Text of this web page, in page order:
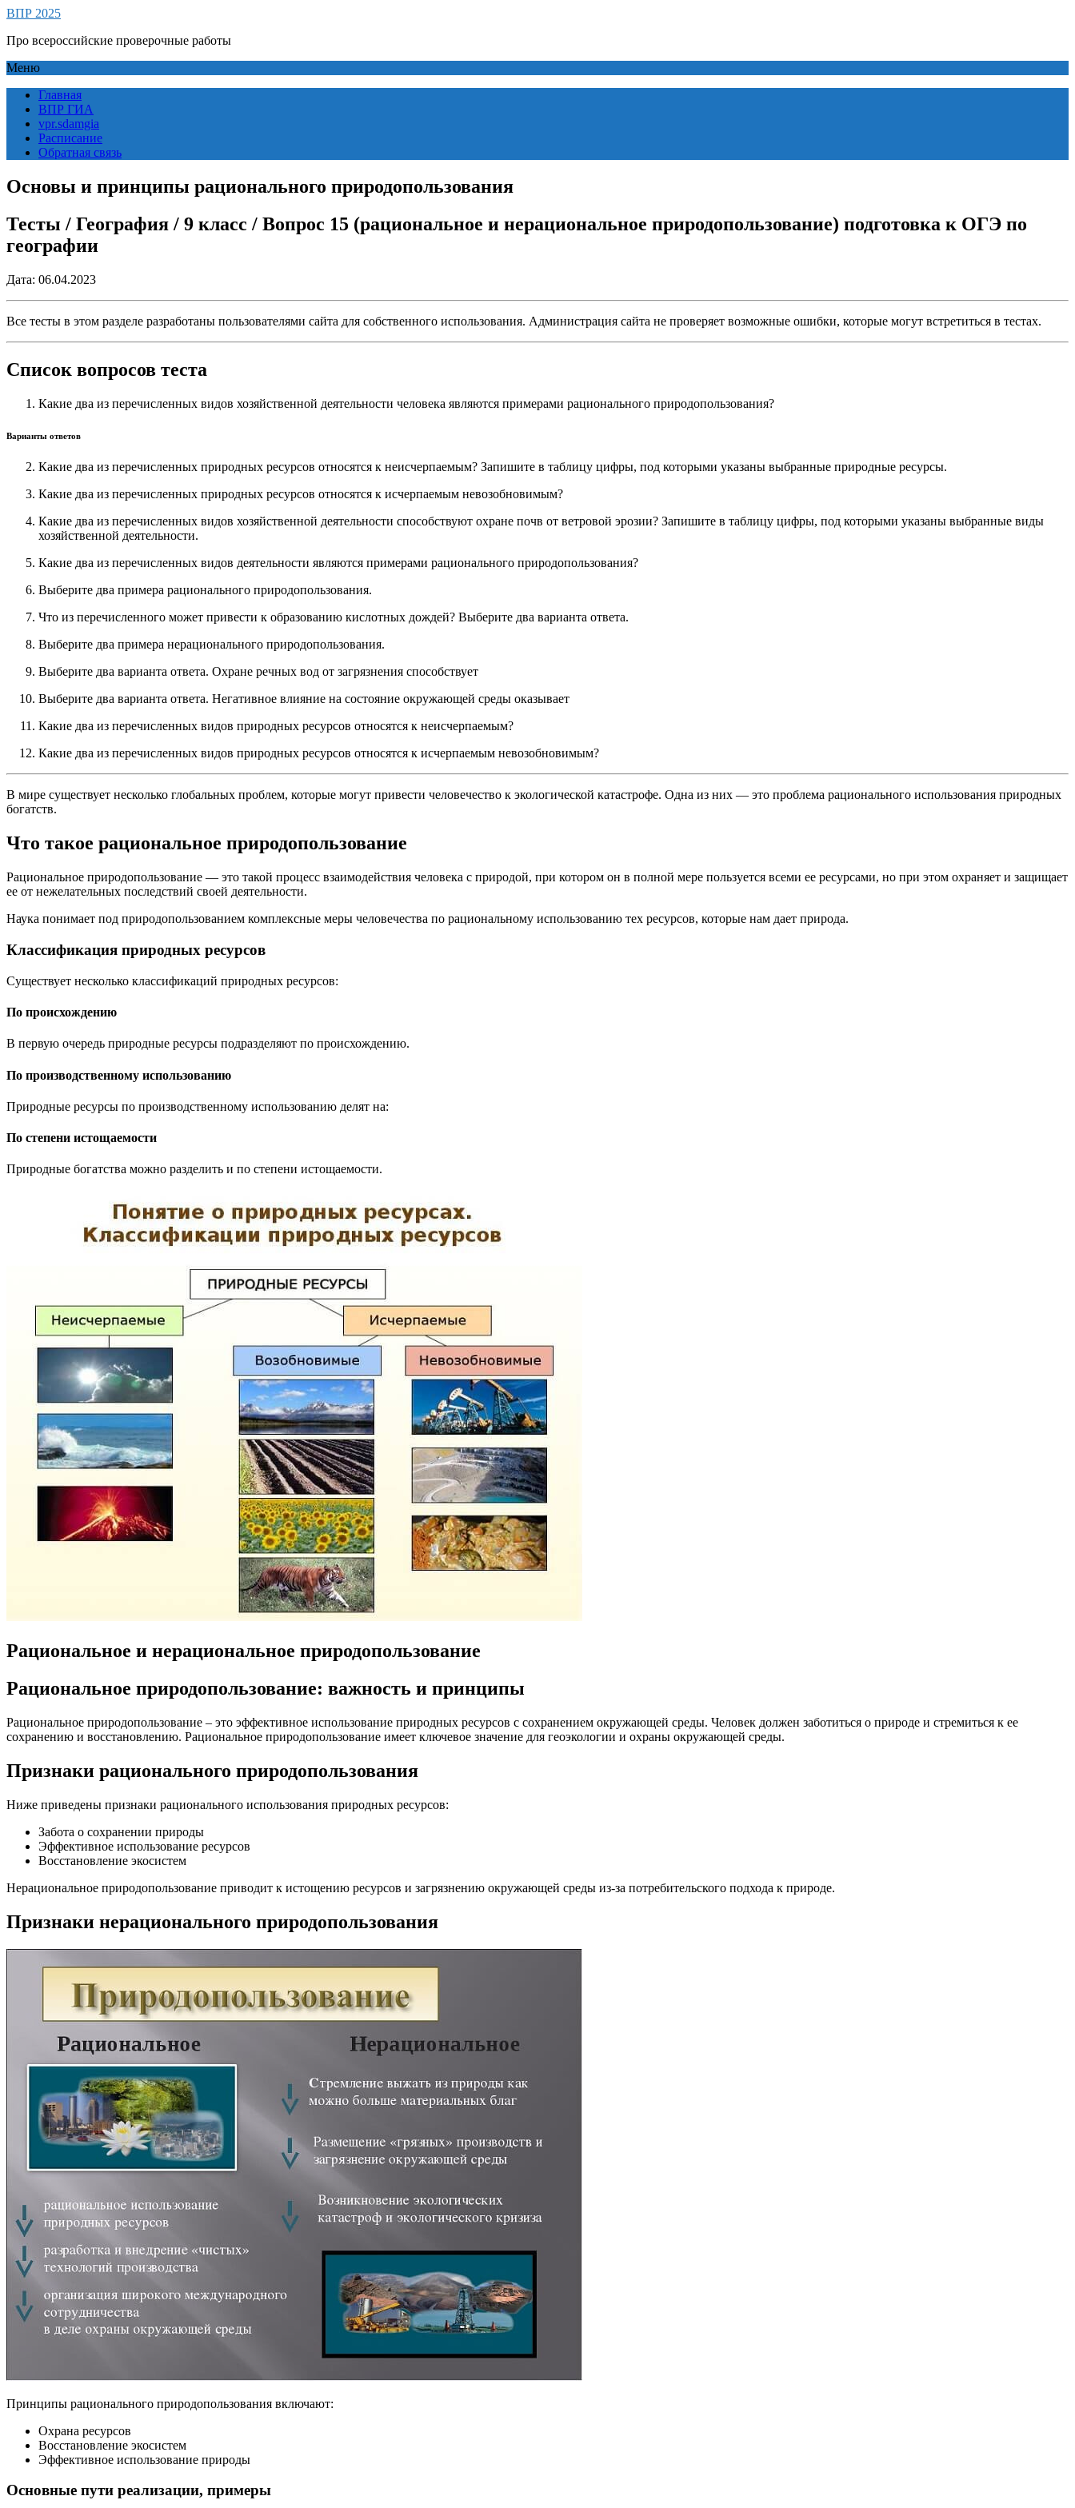
ВПР 2025
Про всероссийские проверочные работы
Меню
Главная
ВПР ГИА
vpr.sdamgia
Расписание
Обратная связь
Основы и принципы рационального природопользования
Тесты / География / 9 класс / Вопрос 15 (рациональное и нерациональное природопользование) подготовка к ОГЭ по
географии
Дата: 06.04.2023
Все тесты в этом разделе разработаны пользователями сайта для собственного использования. Администрация сайта не проверяет возможные ошибки, которые могут встретиться в тестах.
Список вопросов теста
Какие два из перечисленных видов хозяйственной деятельности человека являются примерами рационального природопользования?
Варианты ответов
Какие два из перечисленных природных ресурсов относятся к неисчерпаемым? Запишите в таблицу цифры, под которыми указаны выбранные природные ресурсы.
Какие два из перечисленных природных ресурсов относятся к исчерпаемым невозобновимым?
Какие два из перечисленных видов хозяйственной деятельности способствуют охране почв от ветровой эрозии? Запишите в таблицу цифры, под которыми указаны выбранные виды
хозяйственной деятельности.
Какие два из перечисленных видов деятельности являются примерами рационального природопользования?
Выберите два примера рационального природопользования.
Что из перечисленного может привести к образованию кислотных дождей? Выберите два варианта ответа.
Выберите два примера нерационального природопользования.
Выберите два варианта ответа. Охране речных вод от загрязнения способствует
Выберите два варианта ответа. Негативное влияние на состояние окружающей среды оказывает
Какие два из перечисленных видов природных ресурсов относятся к неисчерпаемым?
Какие два из перечисленных видов природных ресурсов относятся к исчерпаемым невозобновимым?
В мире существует несколько глобальных проблем, которые могут привести человечество к экологической катастрофе. Одна из них — это проблема рационального использования природных
богатств.
Что такое рациональное природопользование
Рациональное природопользование — это такой процесс взаимодействия человека с природой, при котором он в полной мере пользуется всеми ее ресурсами, но при этом охраняет и защищает
ее от нежелательных последствий своей деятельности.
Наука понимает под природопользованием комплексные меры человечества по рациональному использованию тех ресурсов, которые нам дает природа.
Классификация природных ресурсов
Существует несколько классификаций природных ресурсов:
По происхождению
В первую очередь природные ресурсы подразделяют по происхождению.
По производственному использованию
Природные ресурсы по производственному использованию делят на:
По степени истощаемости
Природные богатства можно разделить и по степени истощаемости.
Рациональное и нерациональное природопользование
Рациональное природопользование: важность и принципы
Рациональное природопользование – это эффективное использование природных ресурсов с сохранением окружающей среды. Человек должен заботиться о природе и стремиться к ее
сохранению и восстановлению. Рациональное природопользование имеет ключевое значение для геоэкологии и охраны окружающей среды.
Признаки рационального природопользования
Ниже приведены признаки рационального использования природных ресурсов:
Забота о сохранении природы
Эффективное использование ресурсов
Восстановление экосистем
Нерациональное природопользование приводит к истощению ресурсов и загрязнению окружающей среды из-за потребительского подхода к природе.
Признаки нерационального природопользования
Принципы рационального природопользования включают:
Охрана ресурсов
Восстановление экосистем
Эффективное использование природы
Основные пути реализации, примеры